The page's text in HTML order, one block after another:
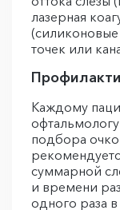
лазерная
точек или
Каждому
подбора
суммарной
и времени
одного раза